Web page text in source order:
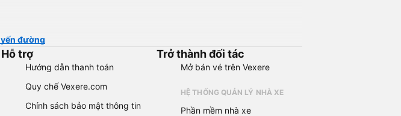
đường
Hỗ trợ
Hướng dẫn thanh toán
Quy chế Vexere.com
Chính sách bảo mật thông tin
Trở thành đối tác
Mở bán vé trên Vexere
HỆ THỐNG QUẢN LÝ NHÀ XE
Phần mềm nhà xe